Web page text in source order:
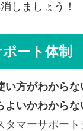
しましょう！
ート体制
い方がわから
いかわからな
タマーサポー